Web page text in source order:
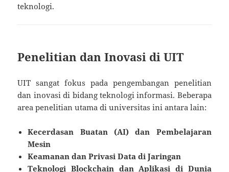
teknologi.
Penelitian dan Inovasi di UIT
UIT sangat fokus pada pengembangan penelitian
dan inovasi di bidang teknologi informasi. Beberapa
area penelitian utama di universitas ini antara lain:
Kecerdasan Buatan (AI) dan Pembelajaran
Mesin
Keamanan dan Privasi Data di Jaringan
Teknologi Blockchain dan Aplikasi di Dunia